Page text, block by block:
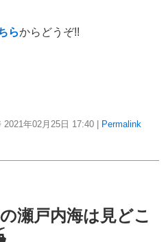
らからどうぞ!!
2021年02月25日 17:40 Permalink
瀬戸内海は見どこ